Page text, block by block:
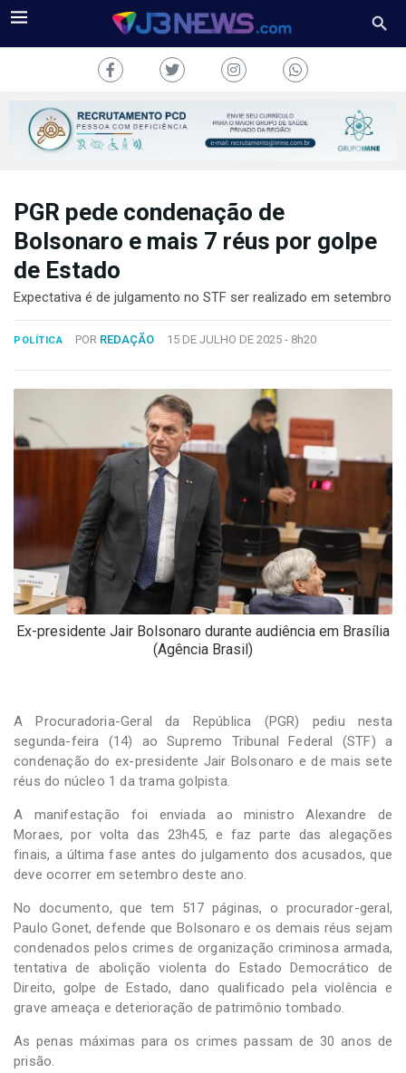
J3NEWS
COLUNAS
CONOSCO
Copyright
2024
Desenvolvido
por
Sistemas
PGR pede condenação de
Bolsonaro e mais 7 réus por golpe
de Estado
Expectativa é de julgamento no STF ser realizado em setembro
POLÍTICA POR REDAÇÃO 15 DE JULHO DE 2025 - 8h20
Ex-presidente Jair Bolsonaro durante audiência em Brasília
(Agência Brasil)
A Procuradoria-Geral da República (PGR) pediu nesta
segunda-feira (14) ao Supremo Tribunal Federal (STF) a
condenação do ex-presidente Jair Bolsonaro e de mais sete
réus do núcleo 1 da trama golpista.
A manifestação foi enviada ao ministro Alexandre de
Moraes, por volta das 23h45, e faz parte das alegações
finais, a última fase antes do julgamento dos acusados, que
deve ocorrer em setembro deste ano.
No documento, que tem 517 páginas, o procurador-geral,
Paulo Gonet, defende que Bolsonaro e os demais réus sejam
condenados pelos crimes de organização criminosa armada,
tentativa de abolição violenta do Estado Democrático de
Direito, golpe de Estado, dano qualificado pela violência e
grave ameaça e deterioração de patrimônio tombado.
As penas máximas para os crimes passam de 30 anos de
prisão.